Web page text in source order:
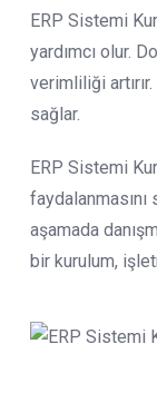
ERP Sistemi
yardımcı olur.
verimliliği
sağlar.
ERP Sistemi
aşamada
bir kurulum,